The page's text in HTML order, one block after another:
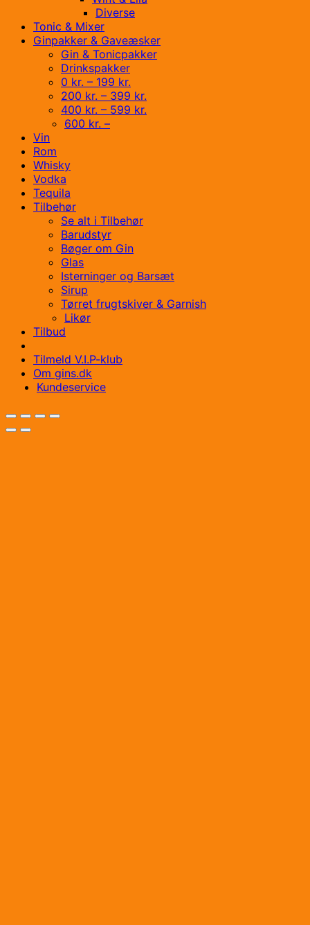
Diverse
Tonic & Mixer
Ginpakker & Gaveæsker
Gin & Tonicpakker
Drinkspakker
0 kr. – 199 kr.
200 kr. – 399 kr.
400 kr. – 599 kr.
600 kr. –
Vin
Rom
Whisky
Vodka
Tequila
Tilbehør
Se alt i Tilbehør
Barudstyr
Bøger om Gin
Glas
Isterninger og Barsæt
Sirup
Tørret frugtskiver & Garnish
Likør
Tilbud
Tilmeld V.I.P-klub
Om gins.dk
Kundeservice